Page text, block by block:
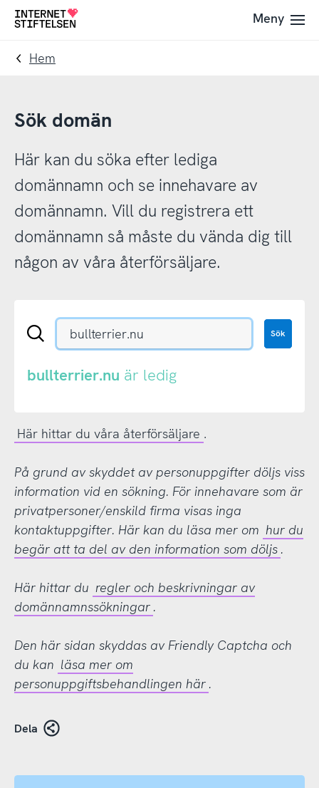
Till
navigering
Till
innehåll
Till
Meny
Hem
Sök domän
Här kan du söka efter lediga
domännamn och se innehavare av
domännamn. Vill du registrera ett
domännamn så måste du vända dig till
någon av våra återförsäljare.
Sök
eller
Sök
bullterrier.nu är ledig
Här hittar du våra återförsäljare .
På grund av skyddet av personuppgifter döljs viss
information vid en sökning. För innehavare som är
privatpersoner/enskild firma visas inga
kontaktuppgifter. Här kan du läsa mer om hur du
begär att ta del av den information som döljs .
Här hittar du regler och beskrivningar av
domännamnssökningar .
Den här sidan skyddas av Friendly Captcha och
du kan läsa mer om
personuppgiftsbehandlingen här .
Dela